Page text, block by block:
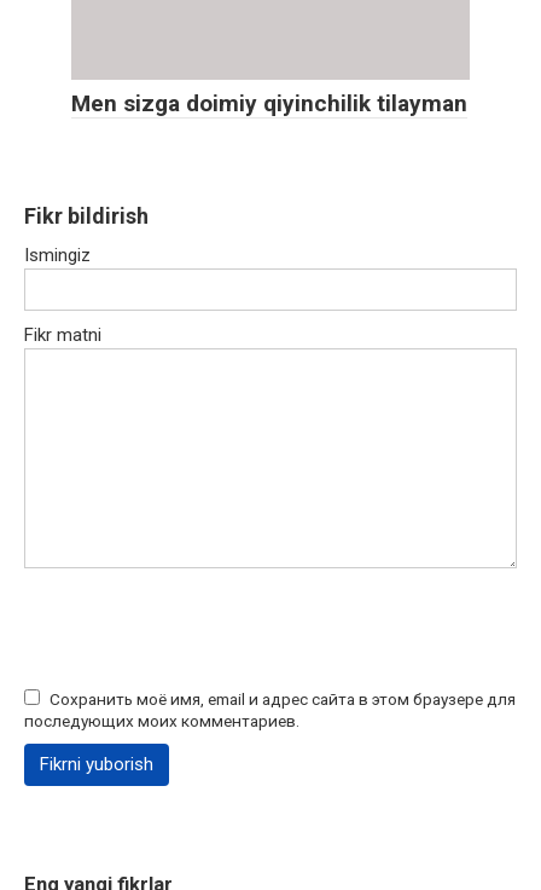
Men sizga doimiy qiyinchilik tilayman
Fikr bildirish
Ismingiz
Fikr matni
Сохранить моё имя, email и адрес сайта в этом браузере для
последующих моих комментариев.
Eng yangi fikrlar